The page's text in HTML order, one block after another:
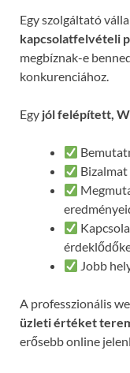
Egy szolgáltató
kapcsolatfelvételi
megbíznak-e
konkurenciához.
Egy jól felépített,
Jobb
A professzionális
üzleti értéket
erősebb online